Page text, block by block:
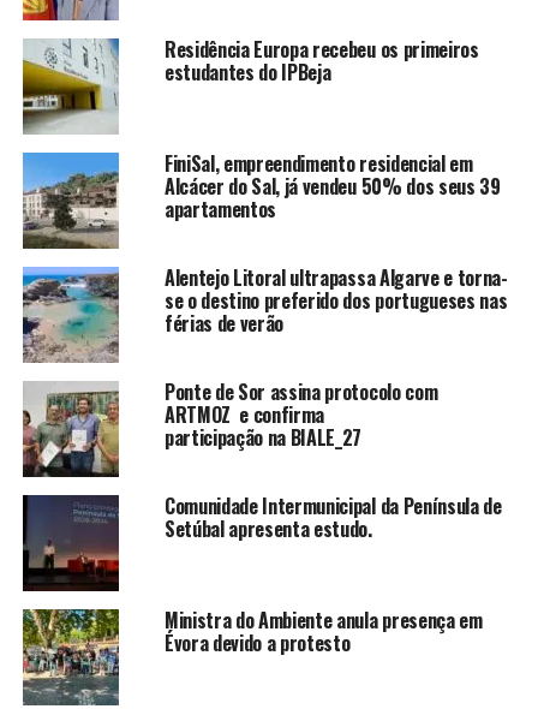
Residência Europa recebeu os primeiros
estudantes do IPBeja
FiniSal, empreendimento residencial em
Alcácer do Sal, já vendeu 50% dos seus 39
apartamentos
Alentejo Litoral ultrapassa Algarve e torna-
se o destino preferido dos portugueses nas
férias de verão
Ponte de Sor assina protocolo com
ARTMOZ e confirma
participação na BIALE_27
Comunidade Intermunicipal da Península de
Setúbal apresenta estudo.
Ministra do Ambiente anula presença em
Évora devido a protesto